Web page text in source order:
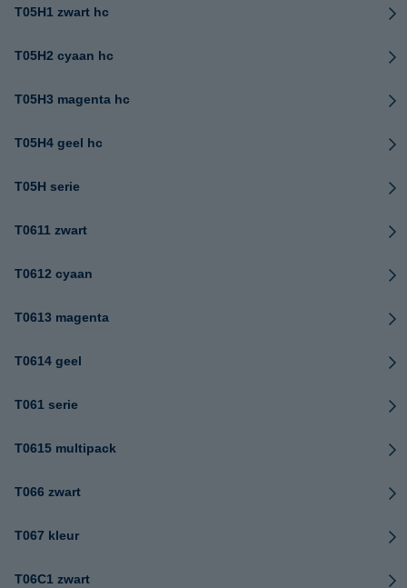
T05H1 zwart hc
T05H2 cyaan hc
T05H3 magenta hc
T05H4 geel hc
T05H serie
T0611 zwart
T0612 cyaan
T0613 magenta
T0614 geel
T061 serie
T0615 multipack
T066 zwart
T067 kleur
T06C1 zwart